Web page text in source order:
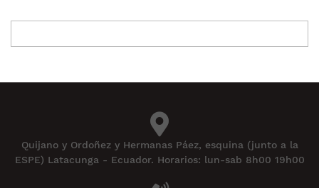
Quijano y Ordoñez y Hermanas Páez, esquina (junto a la
ESPE) Latacunga - Ecuador. Horarios: lun-sab 8h00 19h00